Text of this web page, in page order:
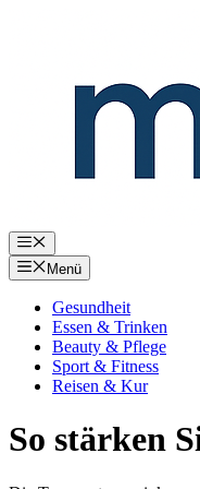
Menü
Menü
Gesundheit
Essen & Trinken
Beauty & Pflege
Sport & Fitness
Reisen & Kur
So stärken